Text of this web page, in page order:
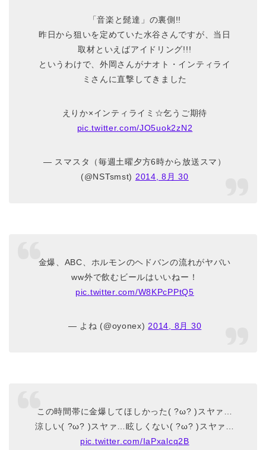
「音楽と髭達」の裏側!!
昨日から狙いを定めていた水谷さんですが、当日
取材といえばアイドリング!!!
というわけで、外岡さんがナオト・インティライ
ミさんに直撃してきました
えりか×インティライミ☆乞うご期待
pic.twitter.com/JO5uok2zN2
— スマスタ（毎週土曜夕方6時から放送スマ）
(@NSTsmst) 2014, 8月 30
金爆、ABC、ホルモンのヘドバンの流れがヤバい
ww外で飲むビールはいいねー！
pic.twitter.com/W8KPcPPtQ5
— よね (@oyonex) 2014, 8月 30
この時間帯に金爆してほしかった( ?ω? )スヤァ…
涼しい( ?ω? )スヤァ…眩しくない( ?ω? )スヤァ…
pic.twitter.com/IaPxalcq2B